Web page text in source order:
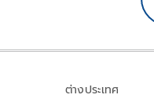
ต่างประเทศ